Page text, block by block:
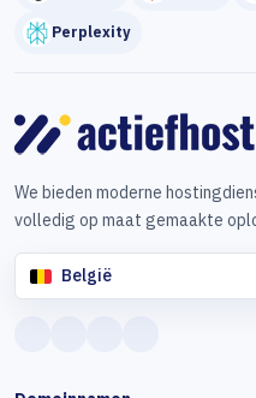
Perplexity
We bieden moderne
volledig op maat gemaakte
België